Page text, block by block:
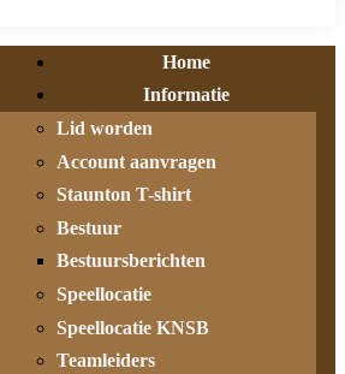
Home
Informatie
Lid worden
Account aanvragen
Staunton T-shirt
Bestuur
Bestuursberichten
Speellocatie
Speellocatie KNSB
Teamleiders